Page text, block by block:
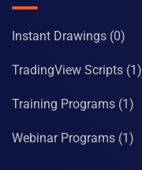
Instant Drawings (0)
TradingView Scripts (1)
Training Programs (1)
Webinar Programs (1)